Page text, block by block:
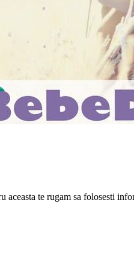
aceasta te rugam sa folosesti